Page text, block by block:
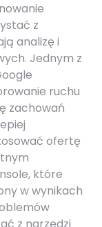
z
analizę i
Jednym z
ruchu
zachowań
ofertę
które
w wynikach